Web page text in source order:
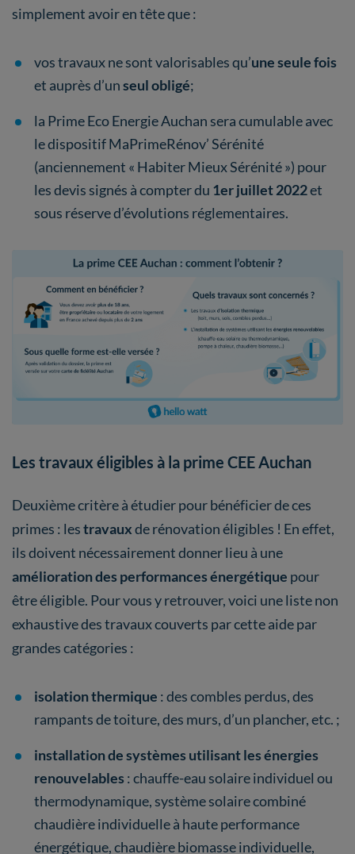
simplement avoir en tête que :
vos travaux ne sont valorisables qu’une seule fois
et auprès d’unseul obligé;
la Prime Eco Energie Auchan sera cumulable avec
le dispositif MaPrimeRénov’ Sérénité
(anciennement « Habiter Mieux Sérénité ») pour
les devis signés à compter du 1er juillet 2022et
sous réserve d’évolutions réglementaires.
Les travaux éligibles à la prime CEE Auchan
Deuxième critère à étudier pour bénéficier de ces
primes : lestravauxde rénovation éligibles ! En effet,
ils doivent nécessairement donner lieu à une
amélioration des performances énergétique pour
être éligible. Pour vous y retrouver, voici une liste non
exhaustive des travaux couverts par cette aide par
grandes catégories :
isolation thermique : des combles perdus, des
rampants de toiture, des murs, d’un plancher, etc. ;
installation de systèmes utilisant les énergies
renouvelables : chauffe-eau solaire individuel ou
thermodynamique, système solaire combiné
chaudière individuelle à haute performance
énergétique, chaudière biomasse individuelle,